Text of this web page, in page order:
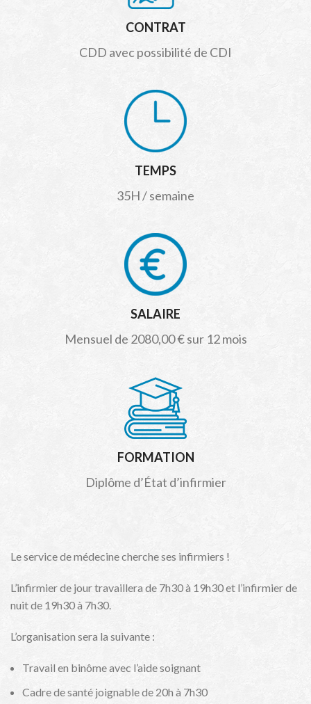
CONTRAT
CDD avec possibilité de CDI
TEMPS
35H / semaine
SALAIRE
Mensuel de 2080,00 € sur 12 mois
FORMATION
Diplôme d’État d’infirmier
Le service de médecine cherche ses infirmiers !
L’infirmier de jour travaillera de 7h30 à 19h30 et l’infirmier de
nuit de 19h30 à 7h30.
L’organisation sera la suivante :
Travail en binôme avec l’aide soignant
Cadre de santé joignable de 20h à 7h30